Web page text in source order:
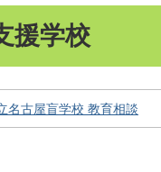
援学校
名古屋盲学校 教育相談